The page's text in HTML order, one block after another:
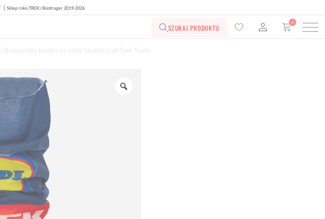
Sklep roku TREK i Bontrager 2019-2026
SZUKAJ PRODUKTU
0
/ Rowerowy komin na szyję Santini Lidl-Trek Team